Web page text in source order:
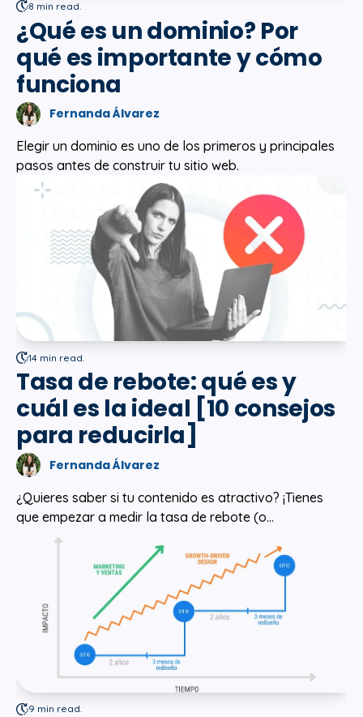
8 min read.
¿Qué es un dominio? Por
qué es importante y cómo
funciona
Fernanda Álvarez
Elegir un dominio es uno de los primeros y principales
pasos antes de construir tu sitio web.
14 min read.
Tasa de rebote: qué es y
cuál es la ideal [10 consejos
para reducirla]
Fernanda Álvarez
¿Quieres saber si tu contenido es atractivo? ¡Tienes
que empezar a medir la tasa de rebote (o...
9 min read.